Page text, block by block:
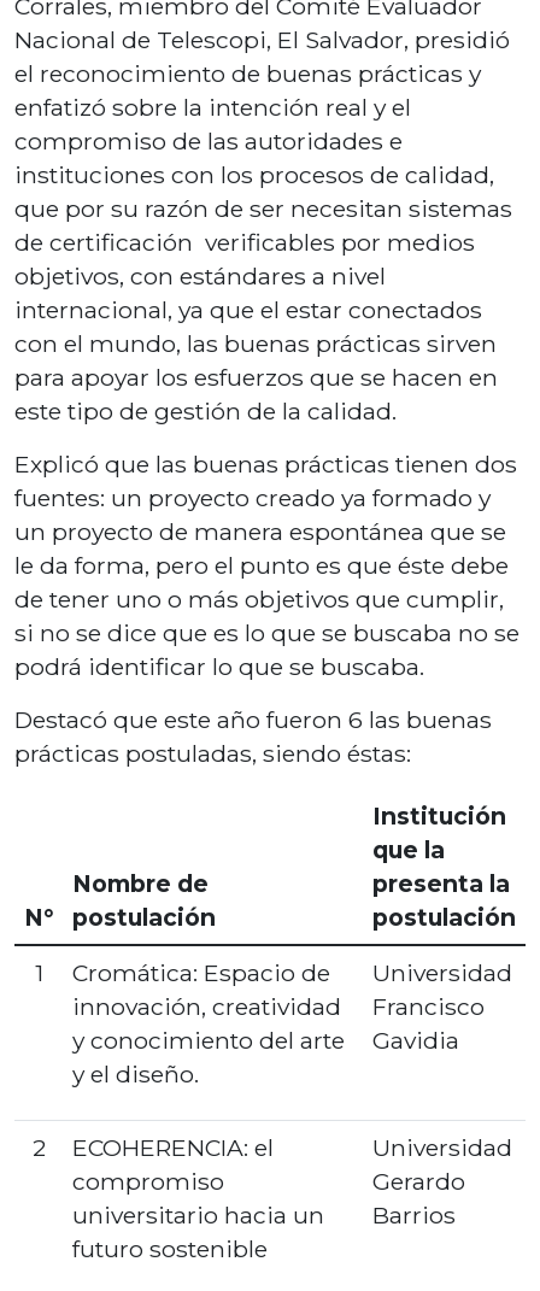
Corrales, miembro del Comité Evaluador
Nacional de Telescopi, El Salvador, presidió
el reconocimiento de buenas prácticas y
enfatizó sobre la intención real y el
compromiso de las autoridades e
instituciones con los procesos de calidad,
que por su razón de ser necesitan sistemas
de certificación verificables por medios
objetivos, con estándares a nivel
internacional, ya que el estar conectados
con el mundo, las buenas prácticas sirven
para apoyar los esfuerzos que se hacen en
este tipo de gestión de la calidad.
Explicó que las buenas prácticas tienen dos
fuentes: un proyecto creado ya formado y
un proyecto de manera espontánea que se
le da forma, pero el punto es que éste debe
de tener uno o más objetivos que cumplir,
si no se dice que es lo que se buscaba no se
podrá identificar lo que se buscaba.
Destacó que este año fueron 6 las buenas
prácticas postuladas, siendo éstas:
N°
Nombre de
postulación
Institución
que la
presenta la
postulación
1
Cromática: Espacio de
innovación, creatividad
y conocimiento del arte
y el diseño.
Universidad
Francisco
Gavidia
2
ECOHERENCIA: el
compromiso
universitario hacia un
futuro sostenible
Universidad
Gerardo
Barrios